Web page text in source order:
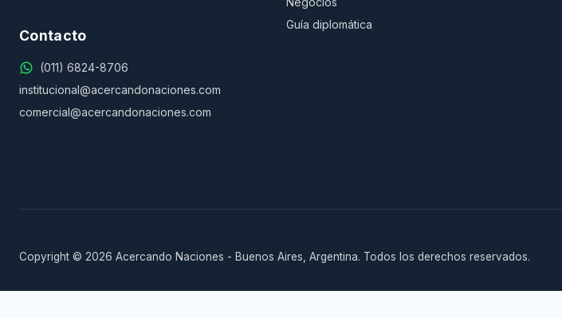
Contacto
(011) 6824-8706
institucional@acercandonaciones.com
comercial@acercandonaciones.com
Guía diplomática
Copyright © 2026 Acercando Naciones - Buenos Aires, Argentina. Todos los derechos reservados.